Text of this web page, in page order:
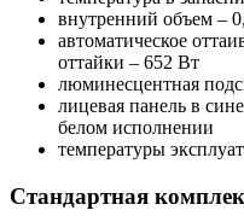
внутренний объем –
автоматическое
оттайки – 652 Вт
люминесцентная
лицевая панель в
белом исполнении
температуры
Стандартная